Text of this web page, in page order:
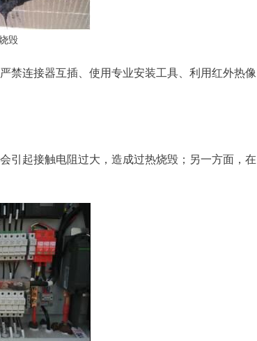
毁
禁连接器互插、使用专业安装工具、利用红外热像
引起接触电阻过大，造成过热烧毁；另一方面，在